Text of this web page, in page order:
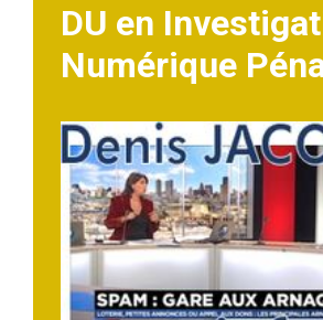
DU en
Numérique